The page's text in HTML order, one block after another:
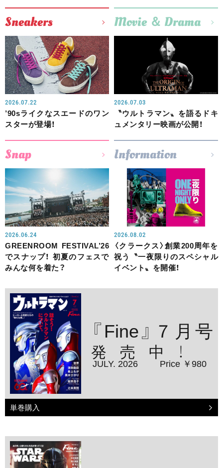
Sneakers
2026.07.22
’90sライクなスエードのワン
スターが登場！
Movie ＆ Drama
2026.07.03
〝ウルトラマン〟を語るドキ
ュメンタリー映画が公開！
Snap
2026.06.24
GREENROOM FESTIVAL’26
でスナップ！ 初夏のフェスで
みんな何を着た？
Information
2026.08.02
〈クラークス〉創業200周年を
祝う〝一夜限りのスペシャル
イベント〟を開催！
『Fine』７月号
発売中！
JULY. 2026 Price ￥980
単巻購入